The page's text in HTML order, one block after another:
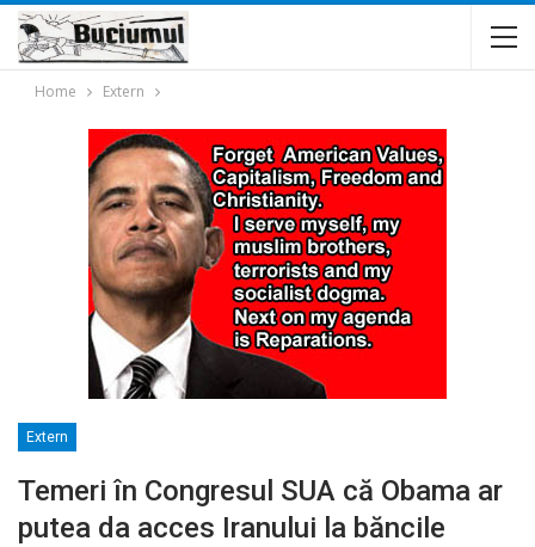
Home Extern
Extern
Temeri în Congresul SUA că Obama ar
putea da acces Iranului la băncile